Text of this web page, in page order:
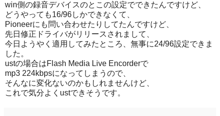
win側の録音デバイスのとこの設定でできたんですけど、
どうやっても16/96しかできなくて、
Pioneerにも問い合わせたりしてたんですけど、
先日修正ドライバがリリースされまして、
今日ようやく適用してみたところ、無事に24/96設定できま
した。
ustの場合はFlash Media Live Encorderで
mp3 224kbpsになってしまうので、
そんなに変化ないのかもしれませんけど、
これで気分よくustできそうです。